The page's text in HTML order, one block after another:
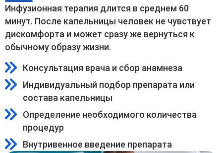
Инфузионная терапия длится в среднем 60
минут. После капельницы человек не чувствует
дискомфорта и может сразу же вернуться к
обычному образу жизни.
Консультация врача и сбор анамнеза
Индивидуальный подбор препарата или
состава капельницы
Определение необходимого количества
процедур
Внутривенное введение препарата